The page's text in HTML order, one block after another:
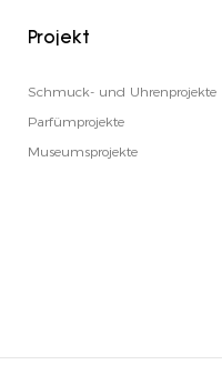
Projekt
Schmuck- und Uhrenprojekte
Parfümprojekte
Museumsprojekte